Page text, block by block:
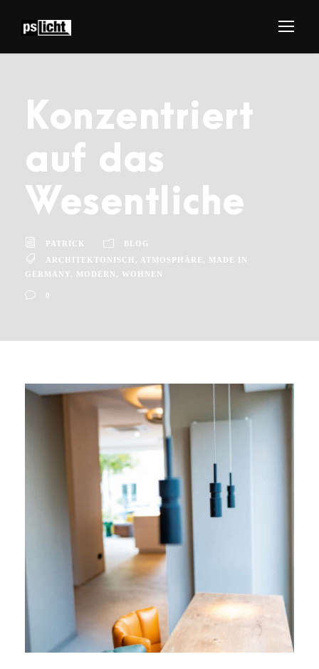
Konzentriert
auf das
Wesentliche
PATRICK
BLOG
ARCHITEKTONISCH , ATMOSPHÄRE , MADE IN
GERMANY, MODERN , WOHNEN
0